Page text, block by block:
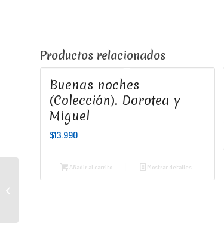
Productos relacionados
Buenas noches
(Colección). Dorotea y
Miguel
$13.990
Añadir al carrito Mostrar detalles